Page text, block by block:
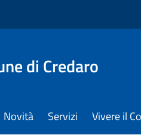
di Credaro
Novità Servizi Vivere il